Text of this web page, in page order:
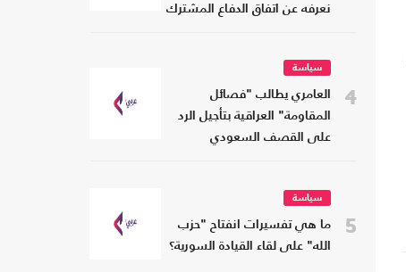
نعرفه عن اتفاق الدفاع المشترك
4
سياسة
العامري يطالب "فصائل
المقاومة" العراقية بتأجيل الرد
على القصف السعودي
5
سياسة
ما هي تفسيرات انفتاح "حزب
الله" على لقاء القيادة السورية؟